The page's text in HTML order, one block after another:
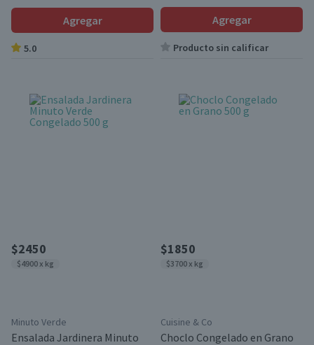
Agregar
5.0
Agregar
Producto sin calificar
$2450
$4900 x kg
Minuto Verde
Ensalada Jardinera Minuto
$1850
$3700 x kg
Cuisine & Co
Choclo Congelado en Grano